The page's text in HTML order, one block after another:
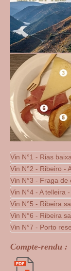
Vin N°1 - Rias
Vin N°2 - Ribeiro -
Vin N°3 - Fraga
Vin N°4 - A telleira
Vin N°5 - Ribeira
Vin N°6 - Ribeira
Vin N°7 - Porto
Compte-